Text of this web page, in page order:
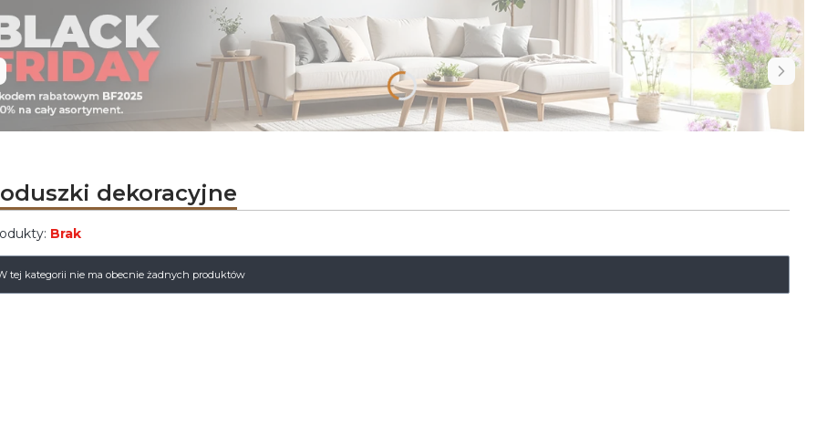
dekoracyjne
Brak
produktów
tej kategorii nie ma obecnie żadnych produktów